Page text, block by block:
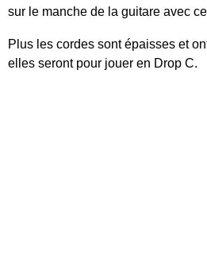
sur le manche de la guitare avec
Plus les cordes sont épaisses et
elles seront pour jouer en Drop C.